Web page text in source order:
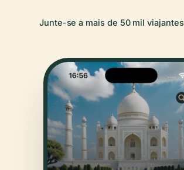
Junte-se a mais de 50 mil viajantes